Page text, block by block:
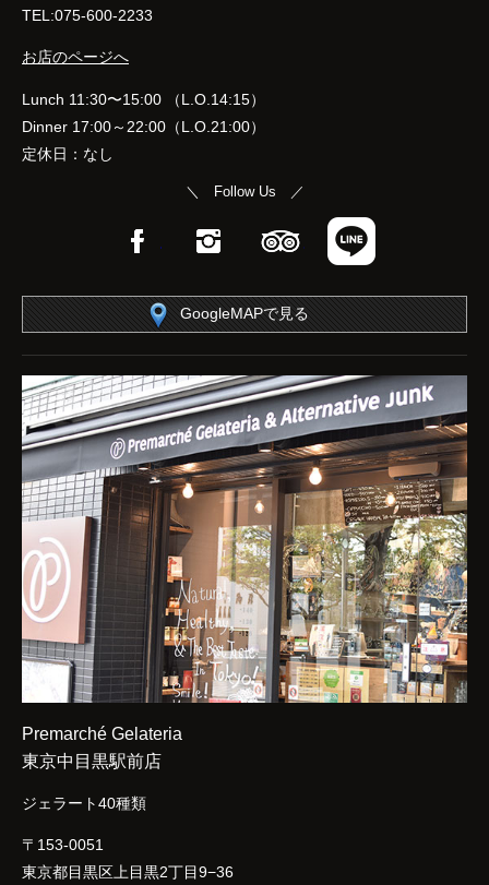
TEL:075-600-2233
お店のページへ
Lunch 11:30〜15:00 （L.O.14:15）
Dinner 17:00～22:00（L.O.21:00）
定休日：なし
＼ Follow Us ／
FacebookInstagramTripAdvisor
GoogleMAPで見る
Premarché Gelateria
東京中目黒駅前店
ジェラート40種類
〒153-0051
東京都目黒区上目黒2丁目9−36